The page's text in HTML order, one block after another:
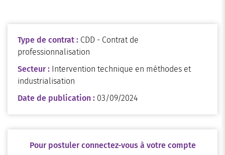
Type de contrat : CDD - Contrat de
professionnalisation
Secteur : Intervention technique en méthodes et
industrialisation
Date de publication : 03/09/2024
Pour postuler connectez-vous à votre compte